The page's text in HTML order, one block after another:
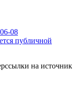
08
публичной
на источник